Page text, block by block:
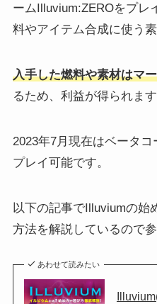
ームIlluvium:ZEROをプレ
料やアイテム合成に使う
入手した燃料や素材はマ
るため、利益が得られます
2023年7月現在はベータ
プレイ可能です。
以下の記事でIlluviumの始
方法を解説しているので
あわせて読みたい